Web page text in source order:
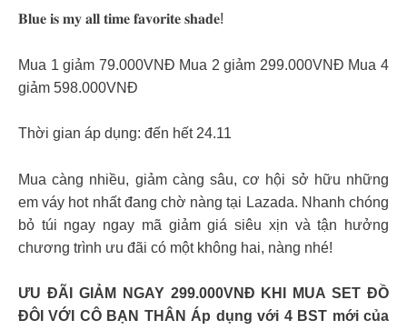
𝐁𝐥𝐮𝐞 𝐢𝐬 𝐦𝐲 𝐚𝐥𝐥 𝐭𝐢𝐦𝐞 𝐟𝐚𝐯𝐨𝐫𝐢𝐭𝐞 𝐬𝐡𝐚𝐝𝐞!
Mua 1 giảm 79.000VNĐ Mua 2 giảm 299.000VNĐ Mua 4
giảm 598.000VNĐ
Thời gian áp dụng: đến hết 24.11
Mua càng nhiều, giảm càng sâu, cơ hội sở hữu những
em váy hot nhất đang chờ nàng tại Lazada. Nhanh chóng
bỏ túi ngay ngay mã giảm giá siêu xịn và tận hưởng
chương trình ưu đãi có một không hai, nàng nhé!
ƯU ĐÃI GIẢM NGAY 299.000VNĐ KHI MUA SET ĐỒ
ĐÔI VỚI CÔ BẠN THÂN Áp dụng với 4 BST mới của